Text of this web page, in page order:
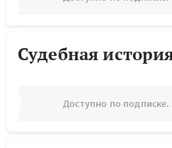
Судебная
Доступно по подписке.